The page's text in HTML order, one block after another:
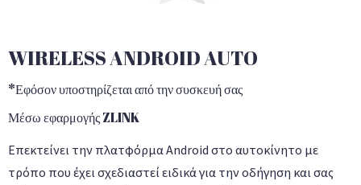
WIRELESS ANDROID AUTO
*Εφόσον υποστηρίζεται από την συσκευή σας
Μέσω εφαρμογής ZLINK
Επεκτείνει την πλατφόρμα Android στο αυτοκίνητο με
τρόπο που έχει σχεδιαστεί ειδικά για την οδήγηση και σας